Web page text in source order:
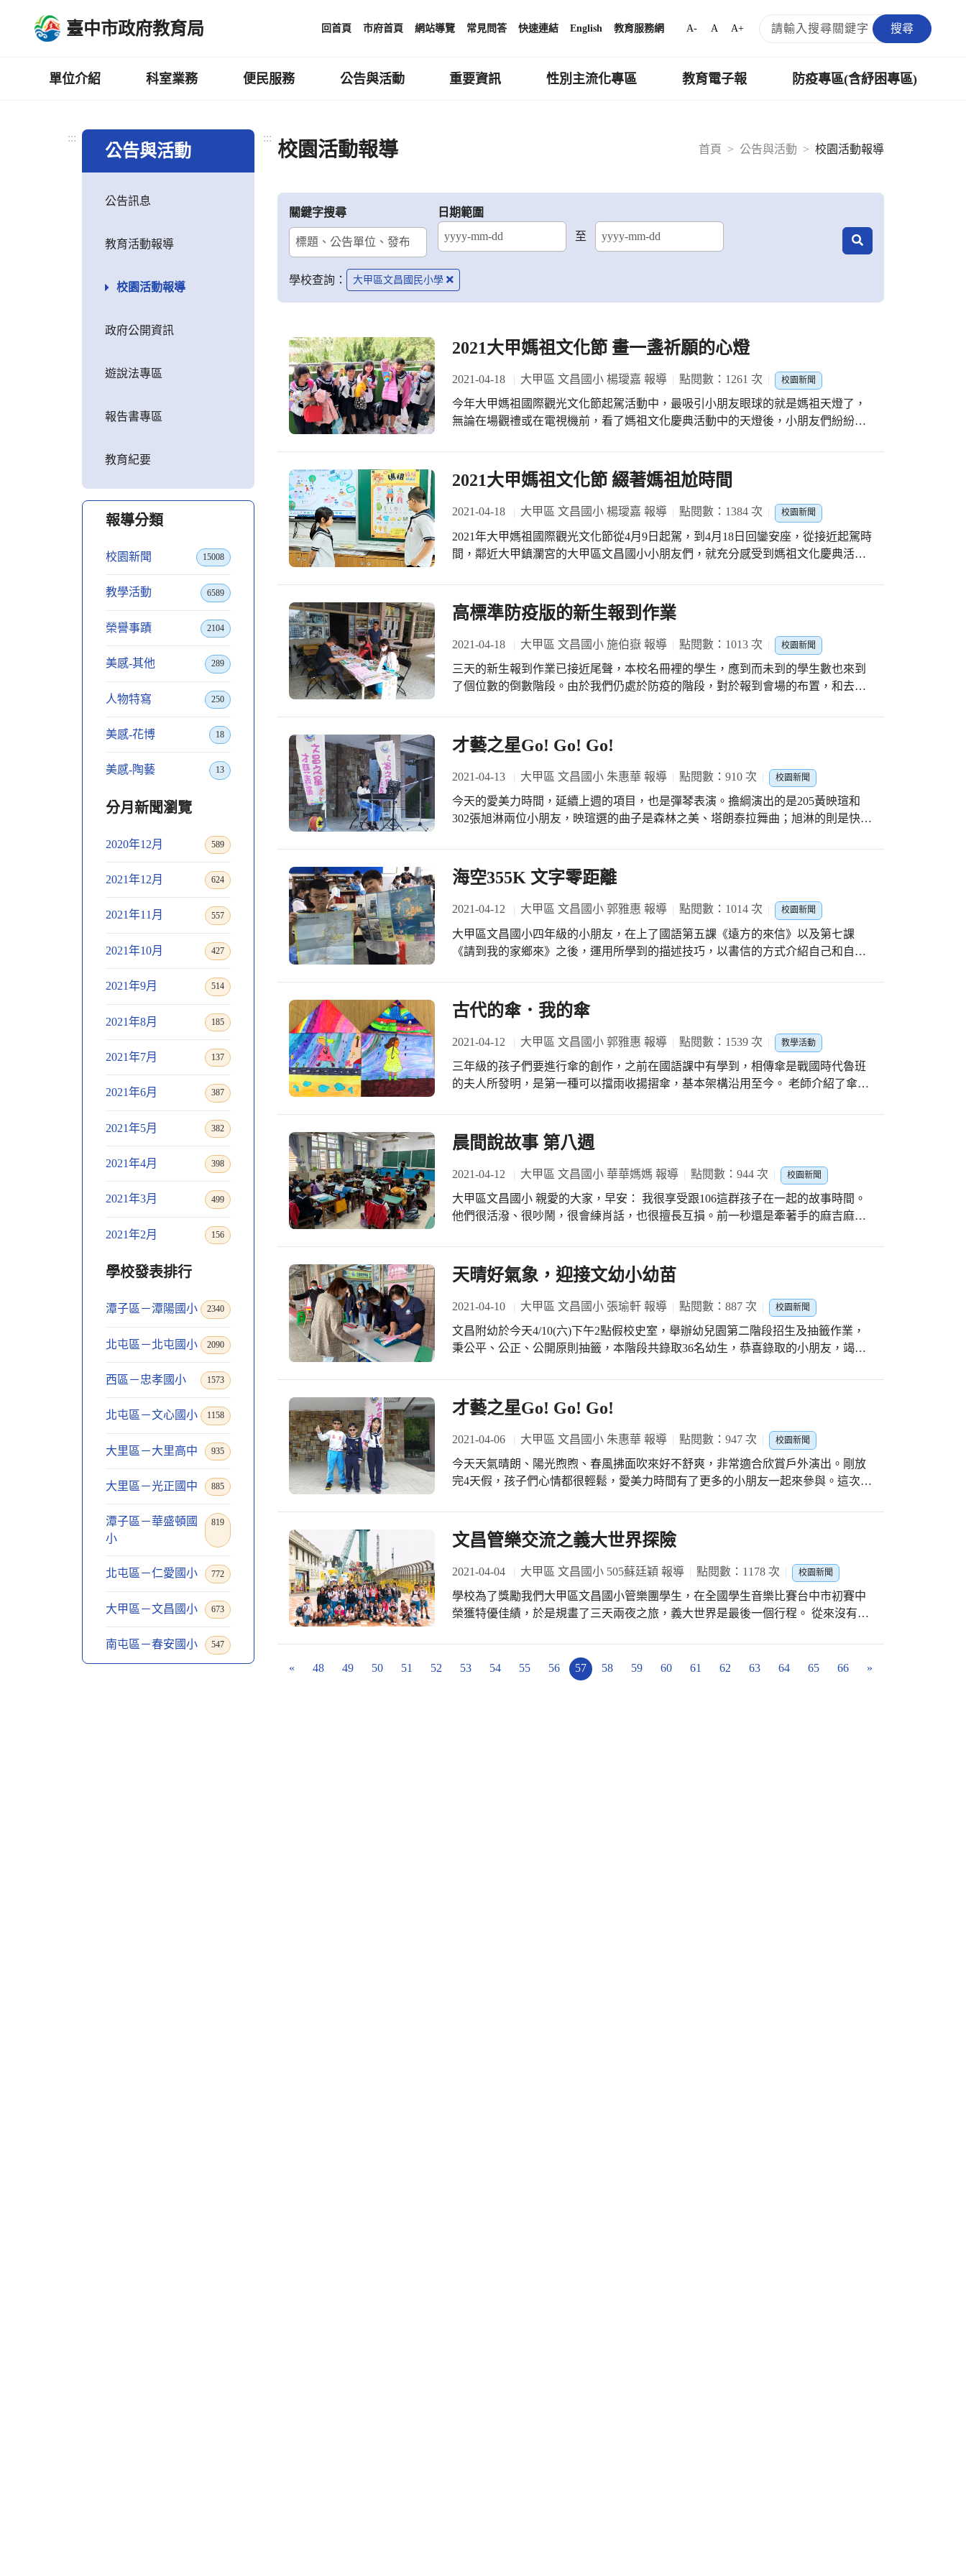
臺中市政府教育局 回首頁 市府首頁 網站導覽 常見問答 快速連結 English 教育服務網 A- A A+ 搜尋
單位介紹 科室業務 便民服務 公告與活動 重要資訊 性別主流化專區 教育電子報 防疫專區(含紓困專區)
:::
公告與活動
公告訊息
教育活動報導
校園活動報導
政府公開資訊
遊說法專區
報告書專區
教育紀要
報導分類
校園新聞 15008
教學活動 6589
榮譽事蹟 2104
美感-其他 289
人物特寫 250
美感-花博 18
美感-陶藝 13
分月新聞瀏覽
2020年12月 589
2021年12月 624
2021年11月 557
2021年10月 427
2021年9月 514
2021年8月 185
2021年7月 137
2021年6月 387
2021年5月 382
2021年4月 398
2021年3月 499
2021年2月 156
學校發表排行
潭子區－潭陽國小 2340
北屯區－北屯國小 2090
西區－忠孝國小 1573
北屯區－文心國小 1158
大里區－大里高中 935
大里區－光正國中 885
潭子區－華盛頓國
小
819
北屯區－仁愛國小 772
大甲區－文昌國小 673
南屯區－春安國小 547
:::
首頁
公告與活動 校園活動報導
校園活動報導
關鍵字搜尋
日期範圍
至
結束日期
學校查詢： 大甲區文昌國民小學
2021大甲媽祖文化節 畫一盞祈願的心燈
2021-04-18 大甲區 文昌國小 楊璦嘉 報導 點閱數：1261 次 校園新聞
今年大甲媽祖國際觀光文化節起駕活動中，最吸引小朋友眼球的就是媽祖天燈了，
無論在場觀禮或在電視機前，看了媽祖文化慶典活動中的天燈後，小朋友們紛紛對
合二年級數學課學到的「立體」概念，小朋友們首先知道了，天燈的結構有側身的
四個面，以及上封頂、下開口兩個面。 開始製作天燈前，透過「天燈的由來」與
「天燈媽」影片介紹，小朋友初步認識了施放天燈的活動，是從古代報平安的典
故，到現在含有祈福祈願的活動意義，如同這次大甲媽祖文化節所施放的天燈，天
燈上寫有祈求：「天降甘霖」、「風調雨順」、「國泰民安」四句祈願的成語，就
是天燈為這次遶境上呈祈福的序幕。 課堂上小朋友們也舉一反三，說出了祈福的
降甘霖」，正好生肖是龍和小龍的小朋友們，畫上了龍和雨的創意畫；第三面寫上
的妙招，在乾旱的時節裡，除了祈求上天天降甘霖外，人們共體時艱的承諾更顯重
要喔！ 在製作小天燈的過程中，小朋友們歡喜地把四個面的天燈上下擺動、飛
翔，完成小天燈之後，小朋友們純真地問老師：「這個天燈會飛嗎？」老師告訴小
小朋友們迫不及待地把小天燈帶回家。蔡欣恬小朋友說：「今天在學校做天燈我很
覺得很好玩，因為可以畫媽祖，我還學到了天燈的由來。」品妡小朋友則說：「我
要把天燈帶回家，請爸爸幫我在上面裝上LED燈！」 哇！今年大甲媽祖文化節的
另一項神蹟是，意外發現可愛的媽祖小天燈，讓不少還沒有提過燈籠的小朋友，小
2021大甲媽祖文化節 綴著媽祖尬時間
2021-04-18 大甲區 文昌國小 楊璦嘉 報導 點閱數：1384 次 校園新聞
2021年大甲媽祖國際觀光文化節從4月9日起駕，到4月18日回鑾安座，從接近起駕時
間，鄰近大甲鎮瀾宮的大甲區文昌國小小朋友們，就充分感受到媽祖文化慶典活動
天宮交香祈福一樣，萬事皆有度的「時間」，也就是「承諾」與「勇敢」所帶出順
應自然、天人相勝的萬物生存境界。 在媽祖起駕前的二年級閩南語「時間」學習
單元，配合大甲媽祖文化節的來臨，小朋友們同時進行了閩南語的「繞境開箱
文」。從透早、中晝、下晡、暗時到幾點幾分，小朋友練習使用閩南語，說出一天
的時段與時間，並能說出或介紹媽祖文化節中的起駕等活動，在哪個時段的時間。
課堂上也由熟悉繞境物品的小朋友們，輪流帶領其他小朋友使用閩南語，說出一
講閩南語的小朋友，都躍躍欲試地勇敢舉手要上台說一說呢。 媽祖文化節期間，
祖文化的紀念小物，也有小朋友們分享了這次在假日時，跟著家長參與媽祖繞境晚
會，還有跟著遶境隊伍沿途走了一段路的心得。 隨著時間接近媽祖回鑾安座，這
次閩南語的「時間」單元，小朋友們不但學習了時段與時間的閩南語說法，也更認
高標準防疫版的新生報到作業
2021-04-18 大甲區 文昌國小 施伯嶽 報導 點閱數：1013 次 校園新聞
三天的新生報到作業已接近尾聲，本校名冊裡的學生，應到而未到的學生數也來到
了個位數的倒數階段。由於我們仍處於防疫的階段，對於報到會場的布置，和去年
到資料填寫區，填寫區每人一張桌子，寫完後拿著資料到交件區，交件後便完成了
整個報到流程，這全程都必須保持規定的社交距離以上。 很高興也很幸運的，我們
的班級數來到第7班，出乎預期的超高報到率，這代表了學區家長對於文昌國小的肯
定，也是全體教職員工平日努力耕耘的收穫有成。未來的新生兒人數趨勢仍然是向
下探底，我們仍然得持續努力並且開發創新的元素，才能帶領文昌的孩子們繼續向
前行。 #大甲區文昌國小
才藝之星Go! Go! Go!
2021-04-13 大甲區 文昌國小 朱惠華 報導 點閱數：910 次 校園新聞
今天的愛美力時間，延續上週的項目，也是彈琴表演。擔綱演出的是205黃映瑄和
302張旭淋兩位小朋友，映瑄選的曲子是森林之美、塔朗泰拉舞曲；旭淋的則是快樂
完整首曲子。殊不知，2位經驗豐富的孩子，一上台，氣定神閒、自信無比的彈奏，
然後優雅有禮貌的跟觀眾敬禮致意，台下也報以熱烈掌聲，整體表現出乎意料的
好，孩子的潛力真的是無窮呀！ 早上，恰好跟映瑄媽媽不期而遇，媽咪聊到映瑄準
備上台表演的過程讓孩子獲益良多，很感謝學校提供這樣的舞台，讓學習才藝的孩
子能有機會展現成果及訓練台風。我想這就是大甲區文昌國小設置愛美力時間的價
值所在吧！
海空355K 文字零距離
2021-04-12 大甲區 文昌國小 郭雅惠 報導 點閱數：1014 次 校園新聞
大甲區文昌國小四年級的小朋友，在上了國語第五課《遠方的來信》以及第七課
《請到我的家鄉來》之後，運用所學到的描述技巧，以書信的方式介紹自己和自己
有的特色紀錄影片，先讓學生對彼此學校有些概念。同樣都是離海很接近的學校，
附近都有供奉媽祖的廟宇，在文昌國小旁的鎮瀾宮每年農曆三月都會有繞境活動，
而在文澳國小旁的天后宮則是在元宵節和花火節，與縣內的宮廟會集結進行武轎遶
境和踩街；不同的地區宗教信仰的表現上很不相同，讓兩個學校的小朋友都感到很
新奇。 接下來隨著國語課程的進度，將自己家鄉的特色與課文文本做對照，先構思
可以如何敘寫介紹文字。先在假日時擬稿構思，上課時再繼續寫完整。 兩校的小朋
的跑到附近的海灘，放了一些貝殼砂在信封內送給自己的筆友，有的放了附近觀光
讓文昌國小的小朋友感到超驚喜，另外還有一面超大的澎湖地圖，大家仔細研究澎
湖的地理位置和特產；文昌國小的小朋友第一封信裡則是放了一些跟鎮瀾宮相關的
文創產品、文昌國小的文昌筆、手作的小物讓筆友作紀念，第二封回信則放了奶油
在一邊閱讀時，真切的體會自己要描述的事情，並且感受到這份真誠的友誼。 品峻
說:我收到了文澳同學寄來的信，加上了一個杯墊和明信片，我非常高興。我的筆友
竟然會知道，家裡的桌面常因杯子的溫度會產生一圈白圈，所以我很需要杯墊，我
一定會好好珍藏他送我的杯墊。 微倩說:平常上網若玩遊戲時，會用訊息傳給不認識
的其他玩家，而現在是用筆寫信寫給互相不認識的同學，感覺起來很不一樣，收到
刻，覺得跟抽獎抽到一樣開心。 品豫說:在還沒有收到信之前，我一直幻想著我會收
到怎麼樣的信件，但真的收到後，覺得比想像中的還要好，我很仔細地讀每一個
字，覺得很滿足。 藝騫說:收到信件和禮物的當下，非常開心和驚喜，我竟然還收到
一個大大的九孔殼覺得很感動。 菘浩說:因為期待收到信還有回信，覺得到學校來更
有期待和意義。 瑜恩說:這真是一個讓我很興奮很快樂的活動，從書信中認識了另一
個地方的風情，交了一個筆友，在信上聊天的感受很有趣。 每一封信就像一扇任意
跟遠方的筆友交換想法和心情，留下了美好回憶。
古代的傘．我的傘
2021-04-12 大甲區 文昌國小 郭雅惠 報導 點閱數：1539 次 教學活動
三年級的孩子們要進行傘的創作，之前在國語課中有學到，相傳傘是戰國時代魯班
的夫人所發明，是第一種可以擋雨收揚摺傘，基本架構沿用至今。 老師介紹了傘字
思。 有一種在廟會中很常見的「涼傘」，進香時在神轎前方引路，持傘者沿途必須
不疾不徐以逆時鐘方向不停的旋轉，主要功能是幫神明遮天穢，也可以生生不息、
人人平安。因為目前正是媽祖出巡時期，這個話題也勾起了小朋友們的興趣，紛紛
討論起自己看到的涼傘上繡有什麼花樣和字樣。 討論過後，大家就開始絞盡腦汁，
設計喜愛的雨傘圖案，有的人喜愛規則性、重複性的樣式，有的人喜歡畫上大大的
可愛圖像，運用對折的方式，讓雨傘的形狀顯示出來。 澤錦把傘設計成他最愛的繽
計成恐龍迷宮，又精緻又好看。 細心繪製後的傘，每一把都是獨一無二的藝術品，
小
晨間說故事 第八週
2021-04-12 大甲區 文昌國小 華華媽媽 報導 點閱數：944 次 校園新聞
大甲區文昌國小 親愛的大家，早安： 我很享受跟106這群孩子在一起的故事時間。
他們很活潑、很吵鬧，很會練肖話，也很擅長互損。前一秒還是牽著手的麻吉麻
情緒感受。 今天故事由蝸牛開始，一連串無心造成的因果事件，引出這個關於情
緒、自我肯定和人際關係的故事。我們一路看到，原本毫不相干的個體，因為一句
無心的話語或舉動，都會互相影響。 每隻動物被批評時，都會直覺地來為自己解釋
或辯解。不論他們本來是真的喜歡自己的特點，或其實是為了保護顏面而找理由，
他們的心情終究受到影響，無法以對自我的認知來安慰自己。 這就好比孩子開始社
會化，進入團體、有越來越多的人際關係，經常面臨的挑戰：別人不接納、不欣
人，是不是讓人不舒服了？」我相信，一次次在同儕關係間的互動碰撞，孩子們會
同時也願意關心和理解他人的感受。這樣一來，身心的穩定發展和正確的自我評價
與肯定，一定會在團體中，慢慢地成就良善的氛圍。 孩子們愛聽故事，討論故事的
時候也很熱烈，但故事的寓意，總需要給出時間讓孩子們慢慢消化。 現在，孩子們
天晴好氣象，迎接文幼小幼苗
2021-04-10 大甲區 文昌國小 張瑜軒 報導 點閱數：887 次 校園新聞
文昌附幼於今天4/10(六)下午2點假校史室，舉辦幼兒園第二階段招生及抽籤作業，
秉公平、公正、公開原則抽籤，本階段共錄取36名幼生，恭喜錄取的小朋友，竭誠
順利，在此感謝所有協助本次工作的所有人。當然，還有最支持本園園務工作的幕
後推手------洪校長。 本次報到完後，尚有餘額，歡迎錯過的家長加入本校大家園。
才藝之星Go! Go! Go!
2021-04-06 大甲區 文昌國小 朱惠華 報導 點閱數：947 次 校園新聞
今天天氣晴朗、陽光煦煦、春風拂面吹來好不舒爽，非常適合欣賞戶外演出。剛放
完4天假，孩子們心情都很輕鬆，愛美力時間有了更多的小朋友一起來參與。這次是
以小觀眾們都聽得十分投入。201、202、206更是全班動員，一起到廣場上幫自己班
上的同學加油打氣，充分發揮溫馨的同學愛。透過公開演出，不僅能鼓勵演出孩子
更上一層樓，也能吸引有才藝的同學，一起加入才藝之星的行列。
文昌管樂交流之義大世界探險
2021-04-04 大甲區 文昌國小 505蘇廷穎 報導 點閱數：1178 次 校園新聞
學校為了獎勵我們大甲區文昌國小管樂團學生，在全國學生音樂比賽台中市初賽中
榮獲特優佳績，於是規畫了三天兩夜之旅，義大世界是最後一個行程。 從來沒有到
船」，就可以讓溼透的身體先被風吹乾，接著在吃飯前玩刺激的「地心探險」、
「旋轉飛車」，這樣就可以避免吃完飯後玩得太激烈造成身體不適，最後再玩「旋
« 48 49 50 51 52 53 54 55 56 57 58 59 60 61 62 63 64 65 66 »